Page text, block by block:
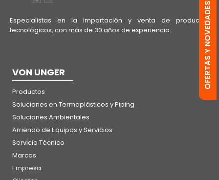
Especialistas en la importación y venta de productos
tecnológicos, con más de 30 años de experiencia.
OFERTAS Y NOVEDADES
VON UNGER
Productos
Soluciones en Termoplásticos y Piping
Soluciones Ambientales
Arriendo de Equipos y Servicios
Servicio Técnico
Marcas
Empresa